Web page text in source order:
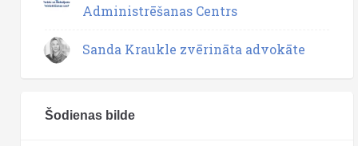
Administrēšanas Centrs
Sanda Kraukle zvērināta advokāte
Šodienas bilde